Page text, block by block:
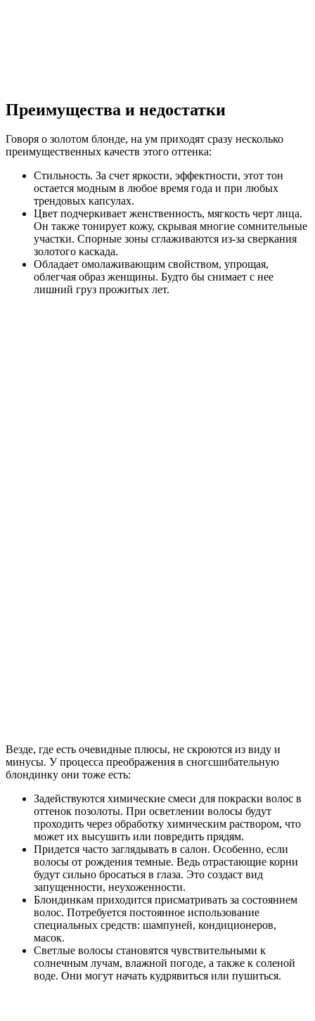
Преимущества и недостатки
Говоря о золотом блонде, на ум приходят сразу несколько
преимущественных качеств этого оттенка:
Стильность. За счет яркости, эффектности, этот тон
остается модным в любое время года и при любых
трендовых капсулах.
Цвет подчеркивает женственность, мягкость черт лица.
Он также тонирует кожу, скрывая многие сомнительные
участки. Спорные зоны сглаживаются из-за сверкания
золотого каскада.
Обладает омолаживающим свойством, упрощая,
облегчая образ женщины. Будто бы снимает с нее
лишний груз прожитых лет.
Везде, где есть очевидные плюсы, не скроются из виду и
минусы. У процесса преображения в сногсшибательную
блондинку они тоже есть:
Задействуются химические смеси для покраски волос в
оттенок позолоты. При осветлении волосы будут
проходить через обработку химическим раствором, что
может их высушить или повредить прядям.
Придется часто заглядывать в салон. Особенно, если
волосы от рождения темные. Ведь отрастающие корни
будут сильно бросаться в глаза. Это создаст вид
запущенности, неухоженности.
Блондинкам приходится присматривать за состоянием
волос. Потребуется постоянное использование
специальных средств: шампуней, кондиционеров,
масок.
Светлые волосы становятся чувствительными к
солнечным лучам, влажной погоде, а также к соленой
воде. Они могут начать кудрявиться или пушиться.